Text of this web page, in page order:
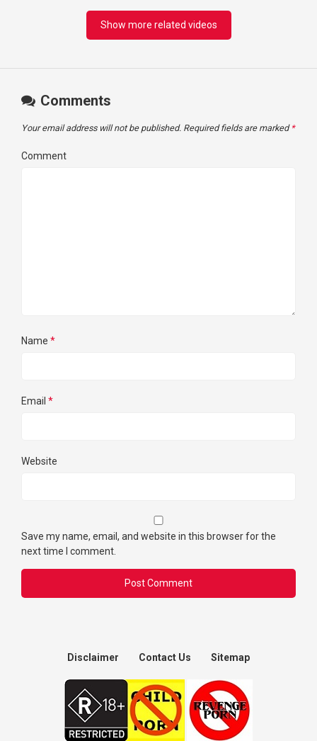
Show more related videos
Comments
Your email address will not be published. Required fields are marked *
Comment
Name *
Email *
Website
Save my name, email, and website in this browser for the
next time I comment.
Disclaimer Contact Us Sitemap